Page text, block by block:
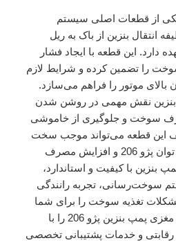
پمپ بنزین پژو 206 یکی از قطعات اصلی سیستم
بنزین از باک به ریل
دارد. این قطعه با ایجاد فشار
را تضمین کرده و شرایط لازم
بالای موتور را فراهم می‌سازد.
نقش مهمی در روشن شدن
کاهش مصرف سوخت و جلوگیری از خاموشی
این قطعه می‌تواند موجب سخت
روشن شدن موتور، کاهش توان پژو 206 و افزایش مصرف
با کیفیت و استاندارد،
سوخت‌رسانی، تجربه رانندگی
تغذیه سوخت را برای شما
فراهم می‌سازد. همین حالا مغزی پمپ بنزین پژو 206 را با
و خدمات پشتیبانی تخصصی